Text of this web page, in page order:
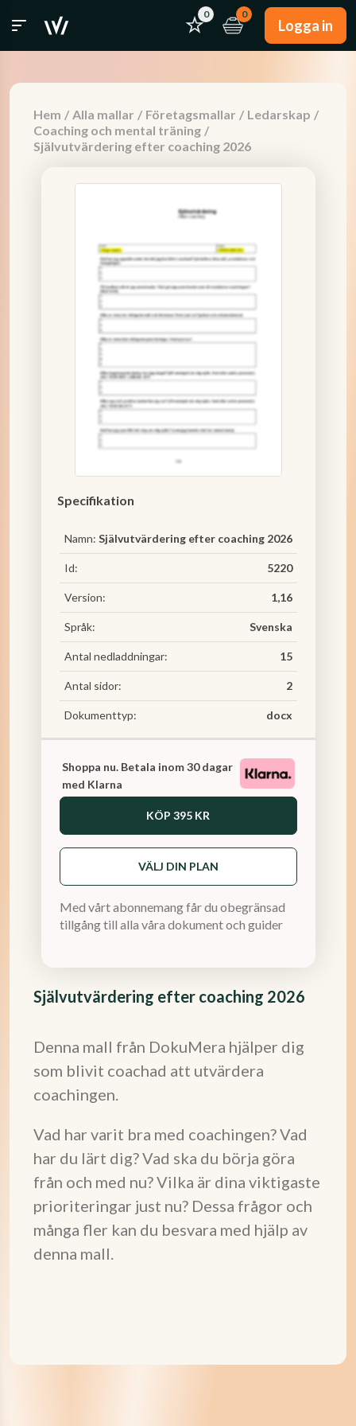
0 0
Logga in
Hem / Alla mallar / Företagsmallar / Ledarskap /
Coaching och mental träning /
Självutvärdering efter coaching 2026
Självutvärdering efter coaching 2026
Denna mall från DokuMera hjälper dig
som blivit coachad att utvärdera
coachingen.
Vad har varit bra med coachingen? Vad
har du lärt dig? Vad ska du börja göra
från och med nu? Vilka är dina viktigaste
prioriteringar just nu? Dessa frågor och
många fler kan du besvara med hjälp av
denna mall.
Specifikation
Namn: Självutvärdering efter coaching 2026
Id: 5220
Version: 1,16
Språk: Svenska
Antal nedladdningar: 15
Antal sidor: 2
Dokumenttyp: docx
Shoppa nu. Betala inom 30 dagar
med Klarna
KÖP 395 KR
VÄLJ DIN PLAN
Med vårt abonnemang får du obegränsad
tillgång till alla våra dokument och guider